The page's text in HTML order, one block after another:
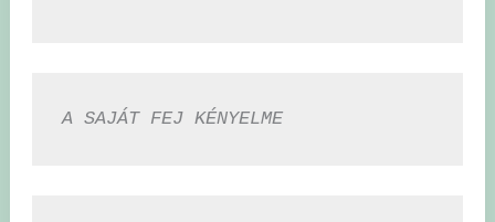
A SAJÁT FEJ KÉNYELME